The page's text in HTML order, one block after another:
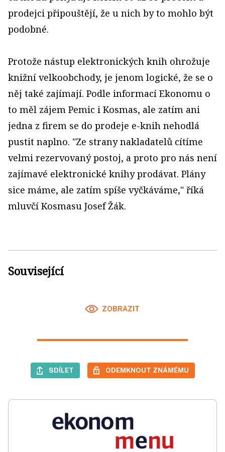
prodejci připouštějí, že u nich by to mohlo být
podobné.
Protože nástup elektronických knih ohrožuje
knižní velkoobchody, je jenom logické, že se o
něj také zajímají. Podle informací Ekonomu o
to měl zájem Pemic i Kosmas, ale zatím ani
jedna z firem se do prodeje e-knih nehodlá
pustit naplno. "Ze strany nakladatelů cítíme
velmi rezervovaný postoj, a proto pro nás není
zajímavé elektronické knihy prodávat. Plány
sice máme, ale zatím spíše vyčkáváme," říká
mluvčí Kosmasu Josef Žák.
Související
ZOBRAZIT
SDÍLET ODEMKNOUT ZNÁMÉMU